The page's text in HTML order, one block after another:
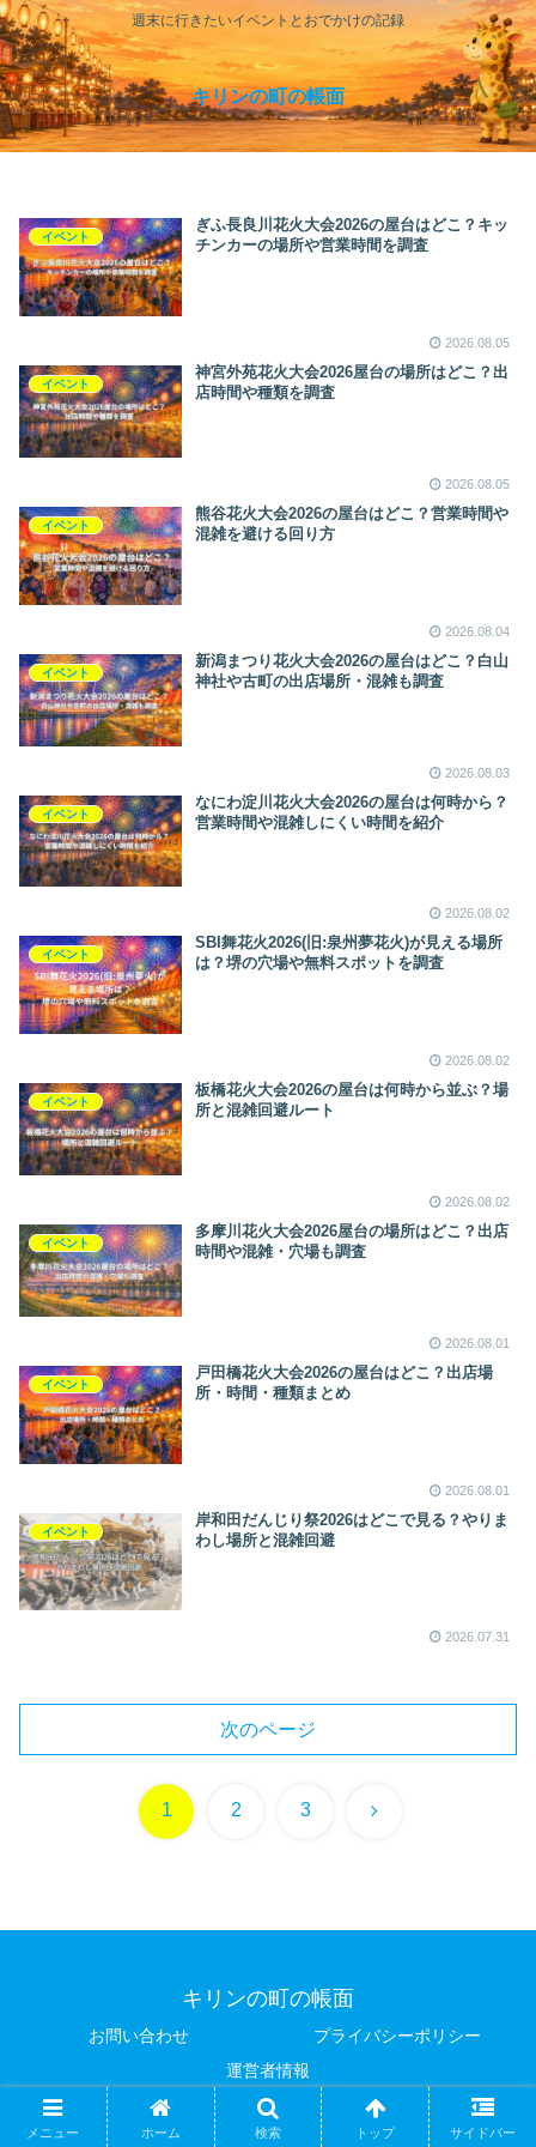
週末に行きたいイベントとおでかけの記録
キリンの町の帳面
イベント
ぎふ長良川花火大会2026の屋台はどこ？キッ
チンカーの場所や営業時間を調査
2026.08.05
イベント
神宮外苑花火大会2026屋台の場所はどこ？出
店時間や種類を調査
2026.08.05
イベント
熊谷花火大会2026の屋台はどこ？営業時間や
混雑を避ける回り方
2026.08.04
イベント
新潟まつり花火大会2026の屋台はどこ？白山
神社や古町の出店場所・混雑も調査
2026.08.03
イベント
なにわ淀川花火大会2026の屋台は何時から？
営業時間や混雑しにくい時間を紹介
2026.08.02
イベント
SBI舞花火2026(旧:泉州夢花火)が見える場所
は？堺の穴場や無料スポットを調査
2026.08.02
イベント
板橋花火大会2026の屋台は何時から並ぶ？場
所と混雑回避ルート
2026.08.02
イベント
多摩川花火大会2026屋台の場所はどこ？出店
時間や混雑・穴場も調査
2026.08.01
イベント
戸田橋花火大会2026の屋台はどこ？出店場
所・時間・種類まとめ
2026.08.01
イベント
岸和田だんじり祭2026はどこで見る？やりま
わし場所と混雑回避
2026.07.31
次のページ
1 2 3 次
キリンの町の帳面
お問い合わせ
プライバシーポリシー
運営者情報
© 2026 キリンの町の帳面.
メニュー ホーム 検索 トップ サイドバー